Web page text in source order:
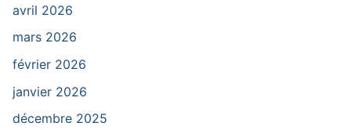
avril 2026
mars 2026
février 2026
janvier 2026
décembre 2025